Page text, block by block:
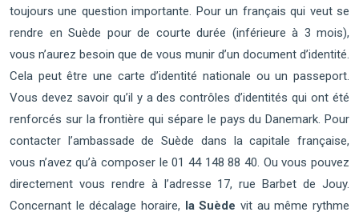
toujours une question importante. Pour un français qui veut se
rendre en Suède pour de courte durée (inférieure à 3 mois),
vous n’aurez besoin que de vous munir d’un document d’identité.
Cela peut être une carte d’identité nationale ou un passeport.
Vous devez savoir qu’il y a des contrôles d’identités qui ont été
renforcés sur la frontière qui sépare le pays du Danemark. Pour
contacter l’ambassade de Suède dans la capitale française,
vous n’avez qu’à composer le 01 44 148 88 40. Ou vous pouvez
directement vous rendre à l’adresse 17, rue Barbet de Jouy.
Concernant le décalage horaire, la Suèdevit au même rythme